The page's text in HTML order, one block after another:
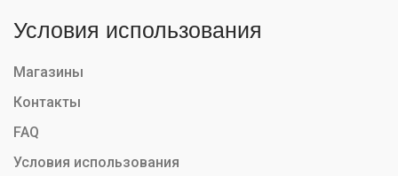
Условия использования
Магазины
Контакты
FAQ
Условия использования